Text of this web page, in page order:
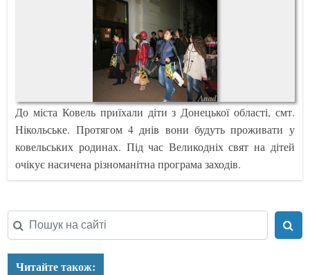
До міста Ковель приїхали діти з Донецької області, смт.
Нікольське. Протягом 4 днів вони будуть проживати у
ковельських родинах. Під час Великодніх свят на дітей
очікує насичена різноманітна програма заходів.
Читайте також: